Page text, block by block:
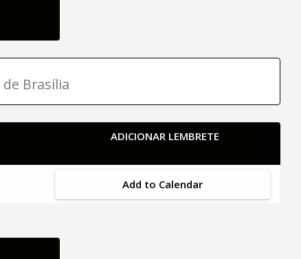
Brasília
ADICIONAR LEMBRETE
Add to Calendar